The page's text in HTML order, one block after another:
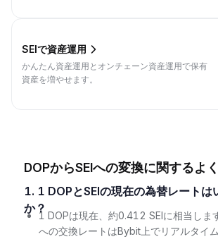
SEIで資産運用
かんたん資産運用とオンチェーン資産運用で保有
資産を増やせます。
DOPからSEIへの変換に関するよ
1. 1 DOPとSEIの現在の為替レートはいくらです
か？
1 DOPは現在、約0.412 SEIに相当しま
への交換レートはBybit上でリアルタイ